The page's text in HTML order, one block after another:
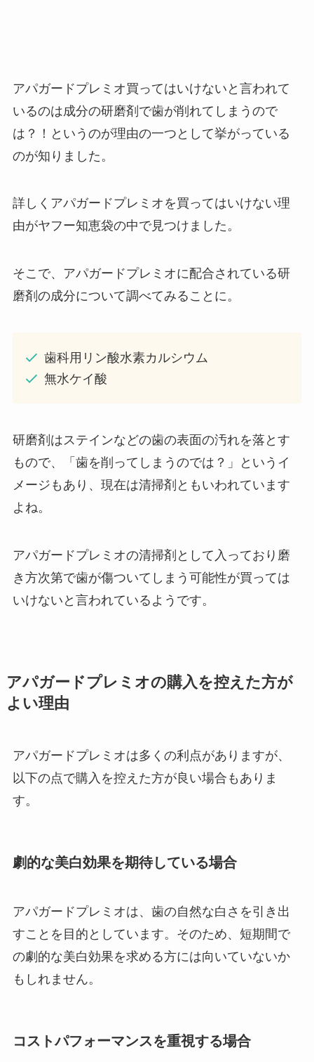
アパガードプレミオ買ってはいけないと言われて
いるのは成分の研磨剤で歯が削れてしまうので
は？！というのが理由の一つとして挙がっている
のが知りました。
詳しくアパガードプレミオを買ってはいけない理
由がヤフー知恵袋の中で見つけました。
そこで、アパガードプレミオに配合されている研
磨剤の成分について調べてみることに。
歯科用リン酸水素カルシウム
無水ケイ酸
研磨剤はステインなどの歯の表面の汚れを落とす
もので、「歯を削ってしまうのでは？」というイ
メージもあり、現在は清掃剤ともいわれています
よね。
アパガードプレミオの清掃剤として入っており磨
き方次第で歯が傷ついてしまう可能性が買っては
いけないと言われているようです。
アパガードプレミオの購入を控えた方が
よい理由
アパガードプレミオは多くの利点がありますが、
以下の点で購入を控えた方が良い場合もありま
す。
劇的な美白効果を期待している場合
アパガードプレミオは、歯の自然な白さを引き出
すことを目的としています。​そのため、短期間で
の劇的な美白効果を求める方には向いていないか
もしれません。
コストパフォーマンスを重視する場合